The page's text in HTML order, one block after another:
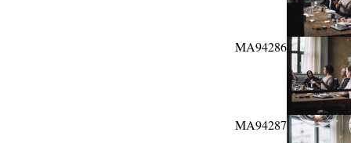
MA94286
MA94287